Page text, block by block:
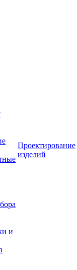
и
Проектирование
изделий